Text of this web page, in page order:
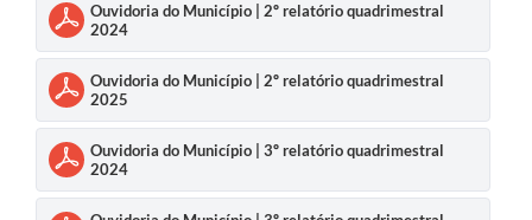
Ouvidoria do Município | 2º relatório quadrimestral
2024
Ouvidoria do Município | 2º relatório quadrimestral
2025
Ouvidoria do Município | 3º relatório quadrimestral
2024